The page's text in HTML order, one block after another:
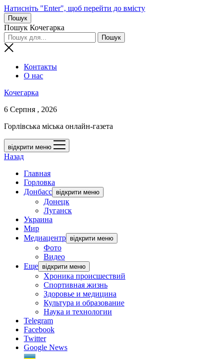
Натисніть "Enter", щоб перейти до вмісту
Пошук
Пошук Кочегарка
Контакты
О нас
Кочегарка
6 Серпня , 2026
Горлівська міська онлайн-газета
відкрити меню
Назад
Главная
Горловка
Донбасс відкрити меню
Донецк
Луганск
Украина
Мир
Медиацентр відкрити меню
Фото
Видео
Еще відкрити меню
Хроника происшествий
Спортивная жизнь
Здоровье и медицина
Культура и образование
Наука и технологии
Telegram
Facebook
Twitter
Google News